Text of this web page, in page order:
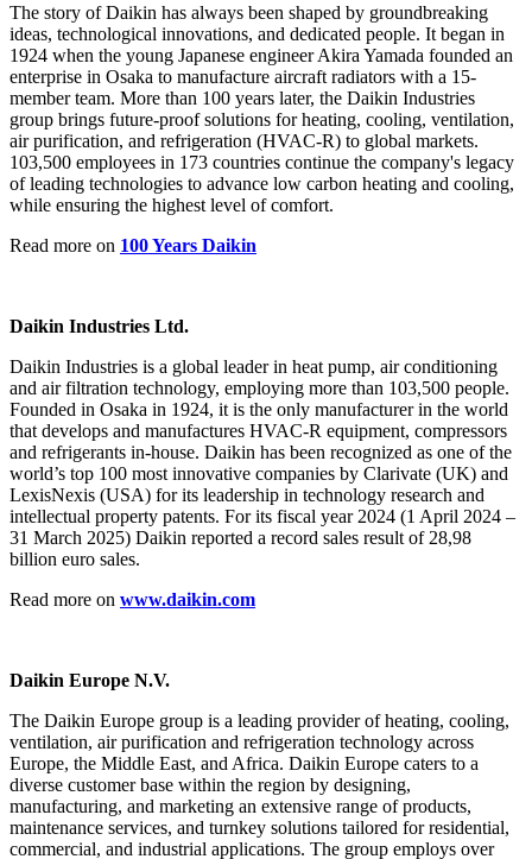
The story of Daikin has always been shaped by groundbreaking
ideas, technological innovations, and dedicated people. It began in
1924 when the young Japanese engineer Akira Yamada founded an
enterprise in Osaka to manufacture aircraft radiators with a 15-
member team. More than 100 years later, the Daikin Industries
group brings future-proof solutions for heating, cooling, ventilation,
air purification, and refrigeration (HVAC-R) to global markets.
103,500 employees in 173 countries continue the company's legacy
of leading technologies to advance low carbon heating and cooling,
while ensuring the highest level of comfort.
Read more on 100 Years Daikin
Daikin Industries Ltd.
Daikin Industries is a global leader in heat pump, air conditioning
and air filtration technology, employing more than 103,500 people.
Founded in Osaka in 1924, it is the only manufacturer in the world
that develops and manufactures HVAC-R equipment, compressors
and refrigerants in-house. Daikin has been recognized as one of the
world’s top 100 most innovative companies by Clarivate (UK) and
LexisNexis (USA) for its leadership in technology research and
intellectual property patents. For its fiscal year 2024 (1 April 2024 –
31 March 2025) Daikin reported a record sales result of 28,98
billion euro sales.
Read more on www.daikin.com
Daikin Europe N.V.
The Daikin Europe group is a leading provider of heating, cooling,
ventilation, air purification and refrigeration technology across
Europe, the Middle East, and Africa. Daikin Europe caters to a
diverse customer base within the region by designing,
manufacturing, and marketing an extensive range of products,
maintenance services, and turnkey solutions tailored for residential,
commercial, and industrial applications. The group employs over